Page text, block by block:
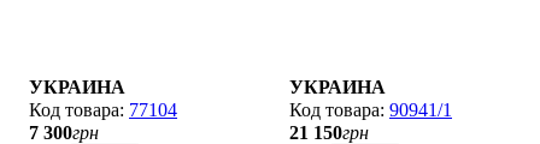
УКРАИНА
77104
7 300грн
УКРАИНА
90941/1
21 150грн